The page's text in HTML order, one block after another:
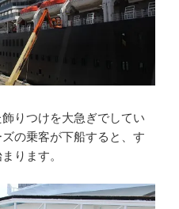
りつけを大急ぎでしてい
の乗客が下船すると、す
ります。